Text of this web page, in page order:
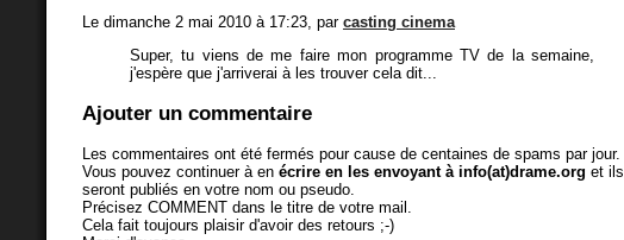
Le dimanche 2 mai 2010 à 17:23, par casting cinema
Super, tu viens de me faire mon programme TV de la semaine,
j'espère que j'arriverai à les trouver cela dit...
Ajouter un commentaire
Les commentaires ont été fermés pour cause de centaines de spams par jour.
Vous pouvez continuer à en écrire en les envoyant à info(at)drame.org et ils
seront publiés en votre nom ou pseudo.
Précisez COMMENT dans le titre de votre mail.
Cela fait toujours plaisir d'avoir des retours ;-)